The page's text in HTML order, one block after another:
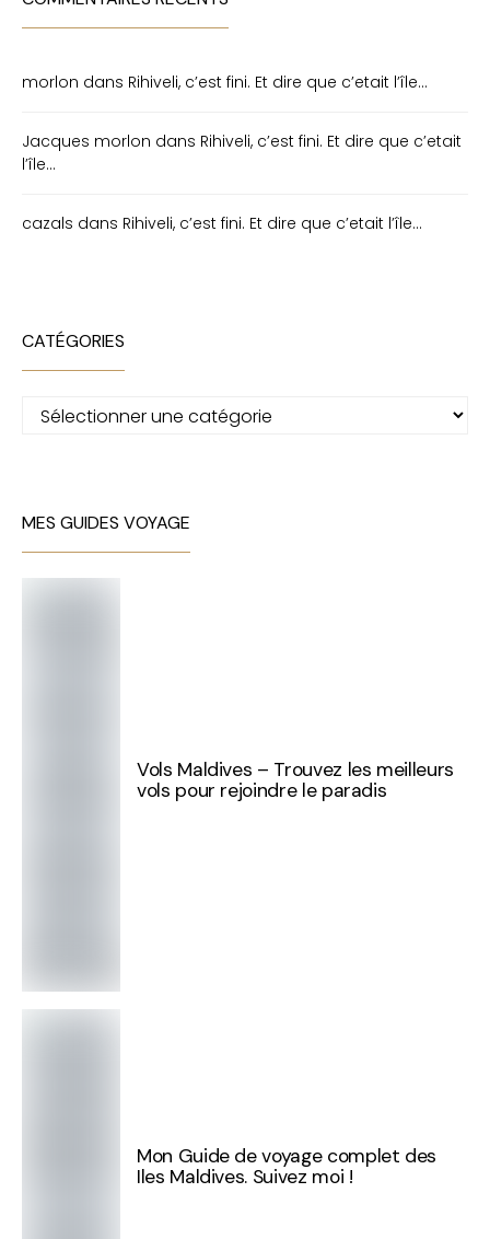
morlon dans Rihiveli, c’est fini. Et dire que c’etait l’île…
Jacques morlon dans Rihiveli, c’est fini. Et dire que c’etait
l’île…
cazals dans Rihiveli, c’est fini. Et dire que c’etait l’île…
CATÉGORIES
Catégories
MES GUIDES VOYAGE
Vols Maldives – Trouvez les meilleurs
vols pour rejoindre le paradis
Mon Guide de voyage complet des
Iles Maldives. Suivez moi !